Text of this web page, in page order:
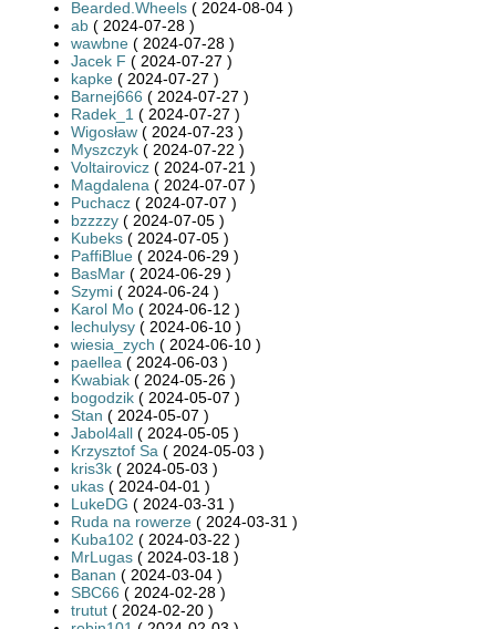
Bearded.Wheels ( 2024-08-04 )
ab ( 2024-07-28 )
wawbne ( 2024-07-28 )
Jacek F ( 2024-07-27 )
kapke ( 2024-07-27 )
Barnej666 ( 2024-07-27 )
Radek_1 ( 2024-07-27 )
Wigosław ( 2024-07-23 )
Myszczyk ( 2024-07-22 )
Voltairovicz ( 2024-07-21 )
Magdalena ( 2024-07-07 )
Puchacz ( 2024-07-07 )
bzzzzy ( 2024-07-05 )
Kubeks ( 2024-07-05 )
PaffiBlue ( 2024-06-29 )
BasMar ( 2024-06-29 )
Szymi ( 2024-06-24 )
Karol Mo ( 2024-06-12 )
lechulysy ( 2024-06-10 )
wiesia_zych ( 2024-06-10 )
paellea ( 2024-06-03 )
Kwabiak ( 2024-05-26 )
bogodzik ( 2024-05-07 )
Stan ( 2024-05-07 )
Jabol4all ( 2024-05-05 )
Krzysztof Sa ( 2024-05-03 )
kris3k ( 2024-05-03 )
ukas ( 2024-04-01 )
LukeDG ( 2024-03-31 )
Ruda na rowerze ( 2024-03-31 )
Kuba102 ( 2024-03-22 )
MrLugas ( 2024-03-18 )
Banan ( 2024-03-04 )
SBC66 ( 2024-02-28 )
trutut ( 2024-02-20 )